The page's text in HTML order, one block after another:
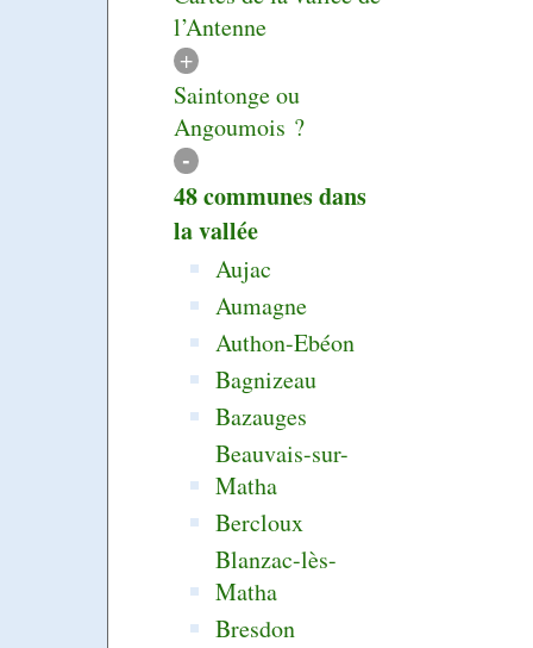
l’Antenne
+
Saintonge ou
Angoumois ?
-
48 communes dans
la vallée
Aujac
Aumagne
Authon-Ebéon
Bagnizeau
Bazauges
Beauvais-sur-
Matha
Bercloux
Blanzac-lès-
Matha
Bresdon